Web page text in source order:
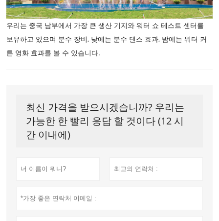
우리는 중국 남부에서 가장 큰 생산 기지와 워터 쇼 테스트 센터를
보유하고 있으며 분수 장비, 낮에는 분수 댄스 효과, 밤에는 워터 커
튼 영화 효과를 볼 수 있습니다.
최신 가격을 받으시겠습니까? 우리는
가능한 한 빨리 응답 할 것이다 (12 시
간 이내에)